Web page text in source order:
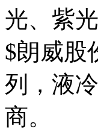
光、紫
$朗威股
列，液
商。